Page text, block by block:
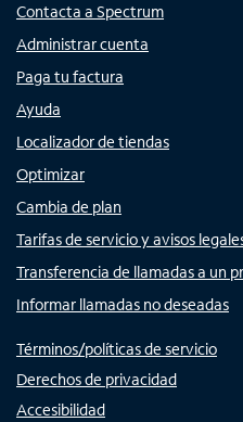
Contacta a Spectrum
Administrar cuenta
Paga tu factura
Ayuda
Localizador de tiendas
Optimizar
Cambia de plan
Tarifas de servicio y avisos
Transferencia de llamadas a un
Informar llamadas no deseadas
Términos/políticas de servicio
Derechos de privacidad
Accesibilidad